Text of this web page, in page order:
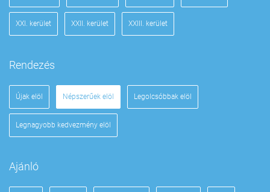
XXI. kerület XXII. kerület XXIII. kerület
Rendezés
Újak elöl Népszerűek elöl Legolcsóbbak elöl
Legnagyobb kedvezmény elöl
Ajánló